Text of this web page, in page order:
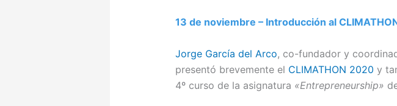
13 de noviembre – Introducción al
Jorge García del Arco, co-fundador y
presentó brevemente el CLIMATHON 2020 y
4º curso de la asignatura «Entrepreneurship»